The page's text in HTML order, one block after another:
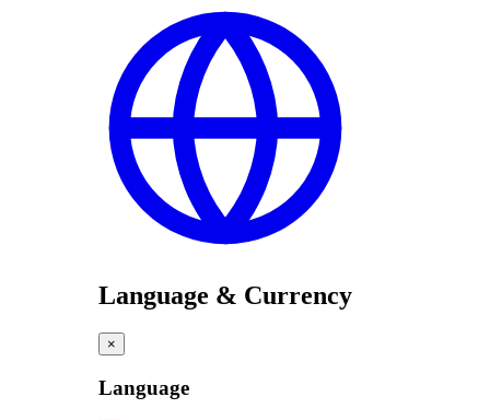
Language & Currency
×
Language